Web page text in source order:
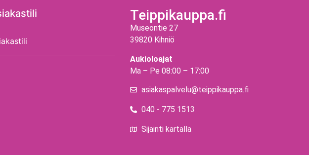
Teippikauppa.fi
Museontie 27
39820 Kihniö
Aukioloajat
Ma – Pe 08:00 – 17:00
asiakaspalvelu@teippikauppa.fi
040 - 775 1513
Sijainti kartalla